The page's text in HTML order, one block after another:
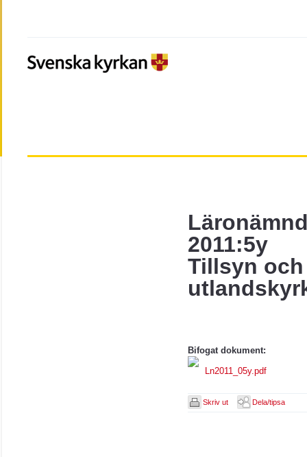
2011:5y
Tillsyn
Bifogat dokument:
Ln2011_05y.pdf
Skriv ut Dela/tipsa